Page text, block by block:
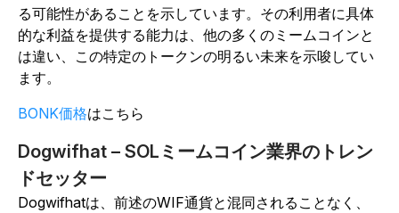
る可能性があることを示しています。その利用者に具体
的な利益を提供する能力は、他の多くのミームコインと
は違い、この特定のトークンの明るい未来を示唆してい
ます。
BONK価格はこちら
Dogwifhat – SOLミームコイン業界のトレン
ドセッター
Dogwifhatは、前述のWIF通貨と混同されることなく、